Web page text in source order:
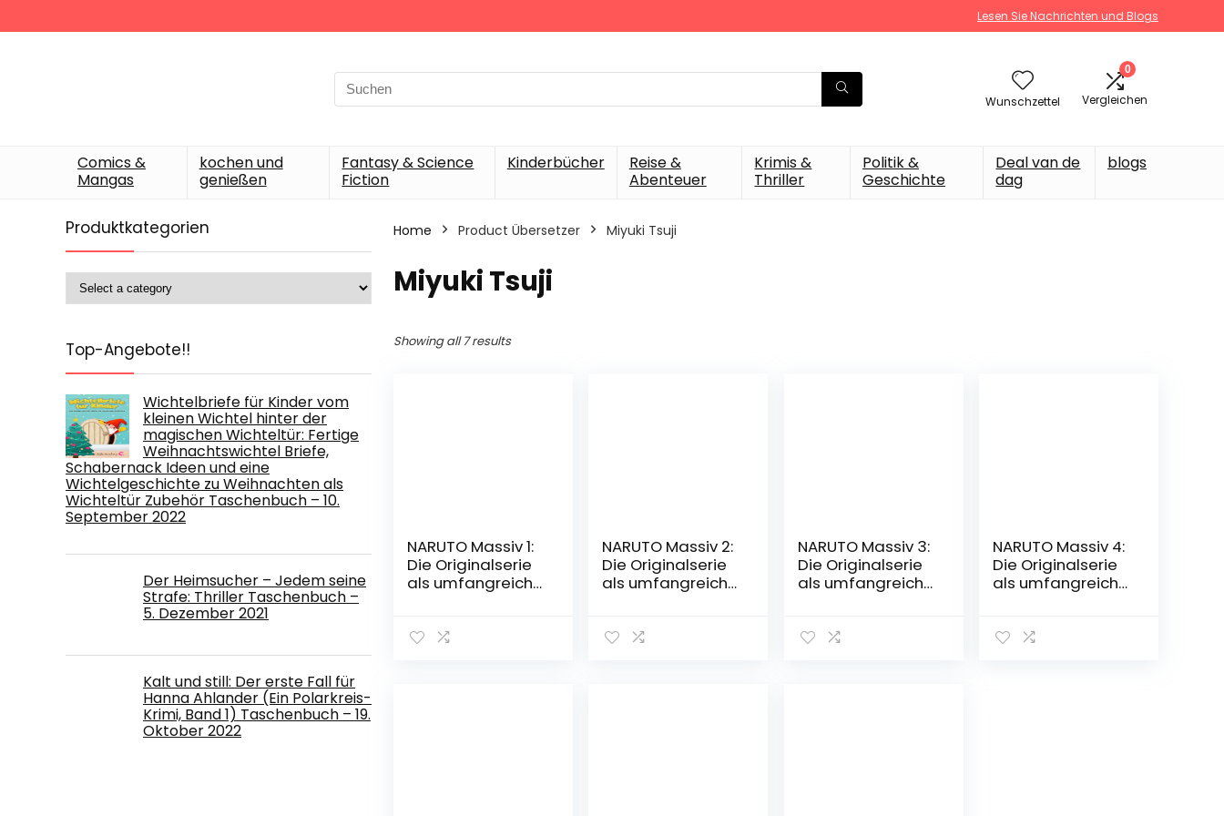
Lesen Sie Nachrichten und Blogs
Search
for:
Wunschzettel
0
Vergleichen
Comics &
Mangas
kochen und
genießen
Fantasy & Science
Fiction
Kinderbücher
Reise &
Abenteuer
Krimis &
Thriller
Politik &
Geschichte
Deal van de
dag
blogs
Produktkategorien
Top-Angebote!!
Wichtelbriefe für Kinder vom
kleinen Wichtel hinter der
magischen Wichteltür: Fertige
Weihnachtswichtel Briefe,
Schabernack Ideen und eine
Wichtelgeschichte zu Weihnachten als
Wichteltür Zubehör Taschenbuch – 10.
September 2022
Der Heimsucher – Jedem seine
Strafe: Thriller Taschenbuch –
5. Dezember 2021
Kalt und still: Der erste Fall für
Hanna Ahlander (Ein Polarkreis-
Krimi, Band 1) Taschenbuch – 19.
Oktober 2022
Home Product Übersetzer Miyuki Tsuji
Miyuki Tsuji
Showing all 7 results
NARUTO Massiv 1:
Die Originalserie
als umfangreiche
Taschenbuch – 3.
NARUTO Massiv 2:
Die Originalserie
als umfangreiche
Taschenbuch – 31.
NARUTO Massiv 3:
Die Originalserie
als umfangreiche
Taschenbuch –
NARUTO Massiv 4:
Die Originalserie
als umfangreiche
Taschenbuch – 19.